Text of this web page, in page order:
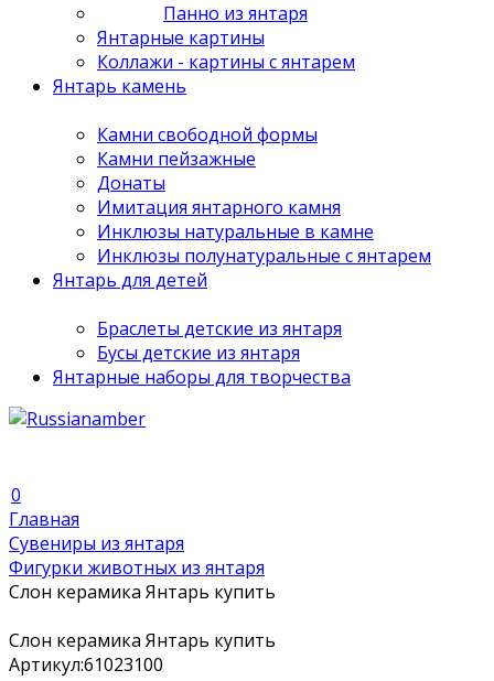
Панно из янтаря
Янтарные картины
Коллажи - картины с янтарем
Янтарь камень
Камни свободной формы
Камни пейзажные
Донаты
Имитация янтарного камня
Инклюзы натуральные в камне
Инклюзы полунатуральные с янтарем
Янтарь для детей
Браслеты детские из янтаря
Бусы детские из янтаря
Янтарные наборы для творчества
0
Главная
Сувениры из янтаря
Фигурки животных из янтаря
Слон керамика Янтарь купить
Слон керамика Янтарь купить
Артикул:61023100